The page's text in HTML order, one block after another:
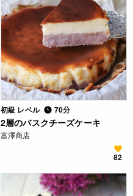
初級 レベル 70分
2層のバスクチーズケーキ
富澤商店
82